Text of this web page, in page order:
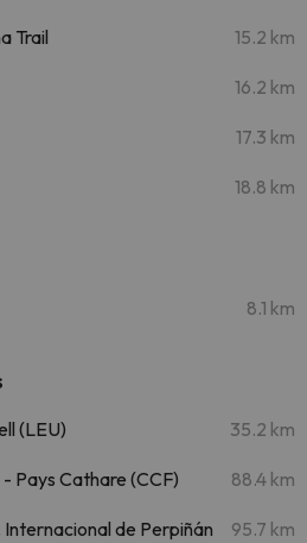
Trail 15.2 km
16.2 km
17.3 km
18.8 km
8.1 km
(LEU) 35.2 km
Pays Cathare (CCF) 88.4 km
de Perpiñán 95.7 km